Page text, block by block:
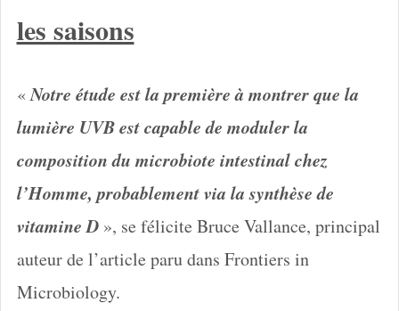
les saisons
«Notre étude est la première à montrer que la
lumière UVB est capable de moduler la
composition du microbiote intestinal chez
l’Homme, probablement via la synthèse de
vitamine D », se félicite Bruce Vallance, principal
auteur de l’article paru dans Frontiers in
Microbiology.